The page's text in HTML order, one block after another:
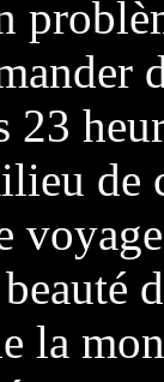
de
la